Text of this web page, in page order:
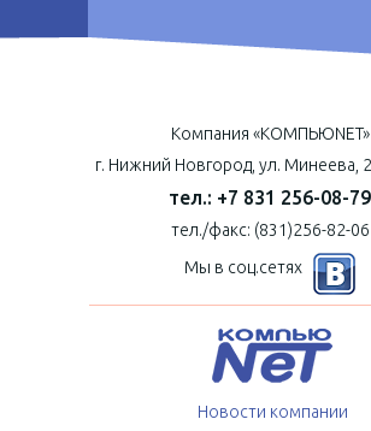
Компания «КОМПЬЮNET»
г. Нижний Новгород, ул. Минеева,
тел.: +7 831 256-08-79
тел./факс: (831)256-82-06
Мы в соц.сетях
Новости компании